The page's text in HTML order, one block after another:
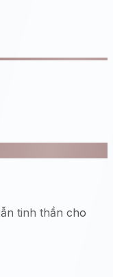
tinh thần cho